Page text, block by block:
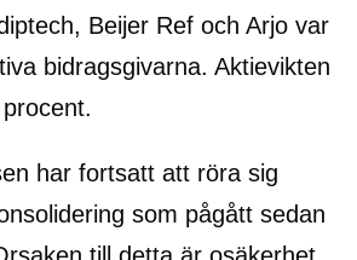
Beijer Ref och Arjo var
bidragsgivarna. Aktievikten
har fortsatt att röra sig
som pågått sedan